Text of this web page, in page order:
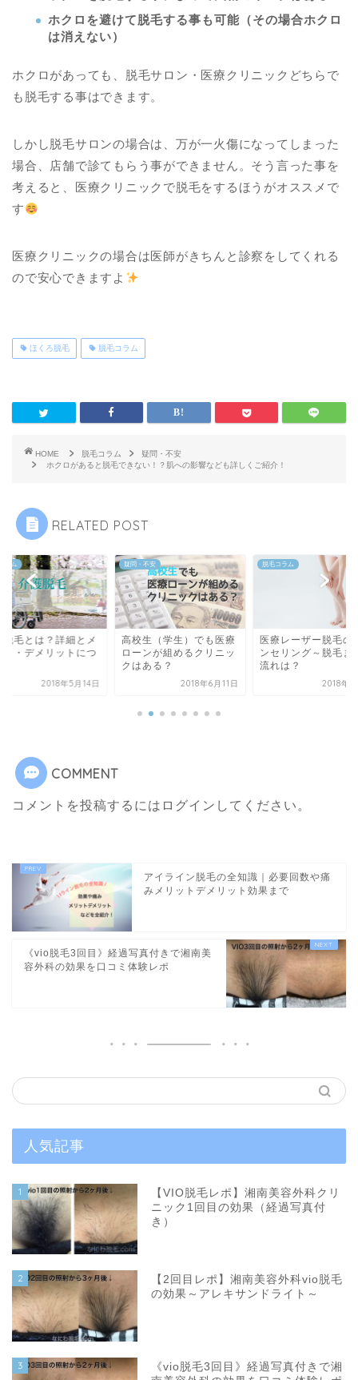
ホクロを避けて脱毛する事も可能（その場合ホクロ
は消えない）
ホクロがあっても、脱毛サロン・医療クリニックどちらで
も脱毛する事はできます。
しかし脱毛サロンの場合は、万が一火傷になってしまった
場合、店舗で診てもらう事ができません。そう言った事を
考えると、医療クリニックで脱毛をするほうがオススメで
す
医療クリニックの場合は医師がきちんと診察をしてくれる
ので安心できますよ
ほくろ脱毛 脱毛コラム
HOME 脱毛コラム
疑問・不安
ホクロがあると脱毛できない！？肌への影響なども詳しくご紹介！
RELATED POST
ラム
脱毛とは？詳細とメ
ト・デメリットにつ
2018年5月14日
疑問・不安
高校生（学生）でも医療
ローンが組めるクリニッ
クはある？
2018年6月11日
脱毛コラム
医療レーザー脱毛の
ンセリング～脱毛ま
流れは？
2018年4
COMMENT
コメントを投稿するには ログイン してください。
アイライン脱毛の全知識｜必要回数や痛
みメリットデメリット効果まで
《vio脱毛3回目》経過写真付きで湘南美
容外科の効果を口コミ体験レポ
人気記事
1
【VIO脱毛レポ】湘南美容外科クリ
ニック1回目の効果（経過写真付
き）
2
【2回目レポ】湘南美容外科vio脱毛
の効果～アレキサンドライト～
3
《vio脱毛3回目》経過写真付きで湘